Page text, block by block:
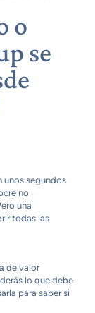
o
se
unos segundos
no
una
todas las
de valor
lo que debe
para saber si